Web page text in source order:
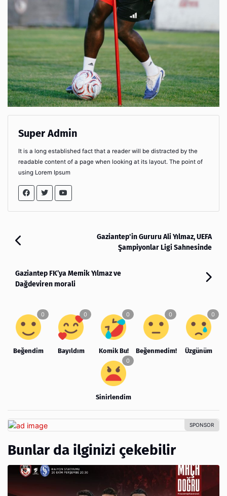
Super Admin
It is a long established fact that a reader will be distracted by the
readable content of a page when looking at its layout. The point of
using Lorem Ipsum
Gaziantep'in Gururu Ali Yılmaz, UEFA
Şampiyonlar Ligi Sahnesinde
Gaziantep FK’ya Memik Yılmaz ve
Dağdeviren morali
Beğendim Bayıldım Komik Bu! Beğenmedim! Üzgünüm
Sinirlendim
Bunlar da ilginizi çekebilir